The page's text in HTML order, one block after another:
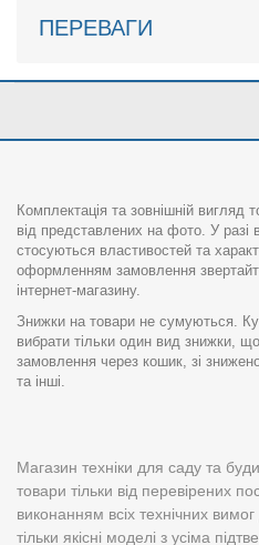
ПЕРЕВАГИ
Комплектація та зовнішній вигляд
від представлених на фото. У разі
стосуються властивостей та
оформленням замовлення
інтернет-магазину.
Знижки на товари не сумуються.
вибрати тільки один вид знижки,
замовлення через кошик, зі
та інші.
Магазин техніки для саду та
товари тільки від перевірених
виконанням всіх технічних вимог
тільки якісні моделі з усіма